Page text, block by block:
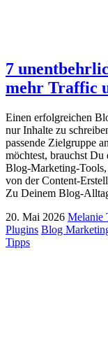
7
mehr Traffic
Einen erfolgreichen
nur Inhalte zu
passende Zielgruppe
möchtest, brauchst
Blog-Marketing-Tools,
von der Content-
Zu Deinem Blog-
20. Mai 2026 Melanie
Plugins Blog
Tipps